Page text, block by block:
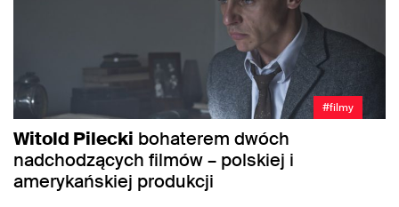
#filmy
Witold Pilecki bohaterem dwóch
nadchodzących filmów – polskiej i
amerykańskiej produkcji